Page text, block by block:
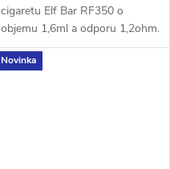
cigaretu Elf Bar RF350 o
objemu 1,6ml a odporu 1,2ohm.
Novinka